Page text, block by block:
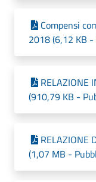
Compensi
2018 (6,12 KB
RELAZIONE
(910,79 KB -
RELAZIONE
(1,07 MB -